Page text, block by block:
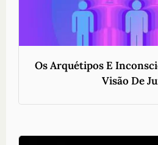
Os Arquétipos E
Visão De